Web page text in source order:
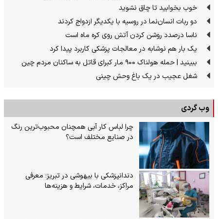
خوب بخوابید تا چاق نشوید
دو ربات انسان‌نما در روسیه با یکدیگر ازدواج کردند
ناسا درصدد روشن کردن آتش روی کره ماه است
یک بار هم نوشابه در معالجات پزشکی کاربرد پیدا کرد
ببینید | حمله هولناک ۹۰۰ مار کبرای قاتل به ساکنان مردم چین
شغل عجیب در یک باغ وحش چینی
وب گردی
چرا لباس کار آبی همچنان محبوب‌ترین رنگ
در صنایع مختلف است؟
دندانپزشکی با بیهوشی در تبریز؛ معرفی
مراکز، خدمات، شرایط و هزینه‌ها